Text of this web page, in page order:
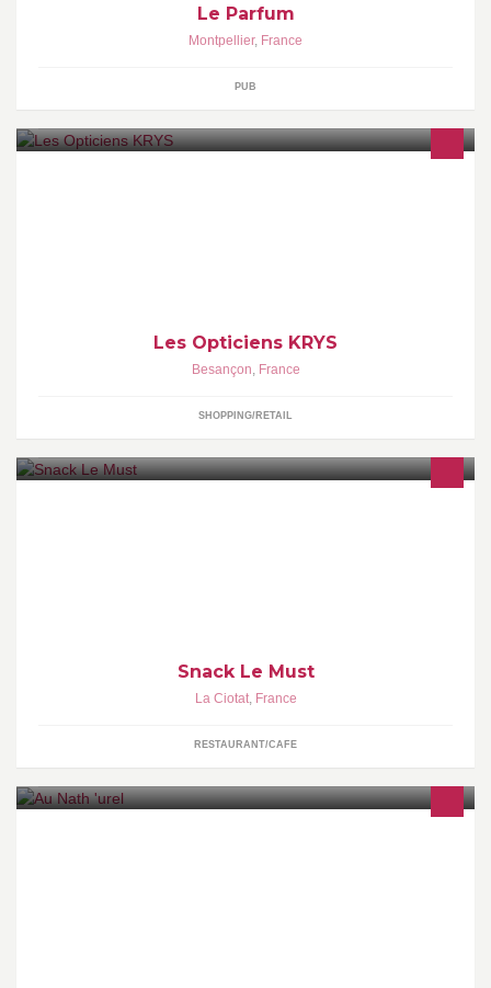
Le Parfum
Montpellier, France
PUB
Les Opticiens KRYS
Besançon, France
SHOPPING/RETAIL
Snack Le Must
La Ciotat, France
RESTAURANT/CAFE